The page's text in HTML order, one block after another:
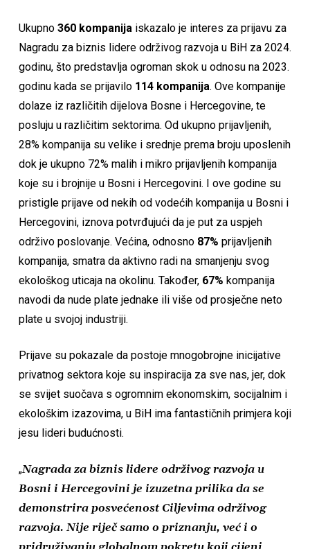
Ukupno 360 kompanijaiskazalo je interes za prijavu za
Nagradu za biznis lidere održivog razvoja u BiH za 2024.
godinu, što predstavlja ogroman skok u odnosu na 2023.
godinu kada se prijavilo 114 kompanija. Ove kompanije
dolaze iz različitih dijelova Bosne i Hercegovine, te
posluju u različitim sektorima. Od ukupno prijavljenih,
28% kompanija su velike i srednje prema broju uposlenih
dok je ukupno 72% malih i mikro prijavljenih kompanija
koje su i brojnije u Bosni i Hercegovini. I ove godine su
pristigle prijave od nekih od vodećih kompanija u Bosni i
Hercegovini, iznova potvrđujući da je put za uspjeh
održivo poslovanje. Većina, odnosno 87% prijavljenih
kompanija, smatra da aktivno radi na smanjenju svog
ekološkog uticaja na okolinu. Također, 67% kompanija
navodi da nude plate jednake ili više od prosječne neto
plate u svojoj industriji.
Prijave su pokazale da postoje mnogobrojne inicijative
privatnog sektora koje su inspiracija za sve nas, jer, dok
se svijet suočava s ogromnim ekonomskim, socijalnim i
ekološkim izazovima, u BiH ima fantastičnih primjera koji
jesu lideri budućnosti.
„Nagrada za biznis lidere održivog razvoja u
Bosni i Hercegovini je izuzetna prilika da se
demonstrira posvećenost Ciljevima održivog
razvoja. Nije riječ samo o priznanju, već i o